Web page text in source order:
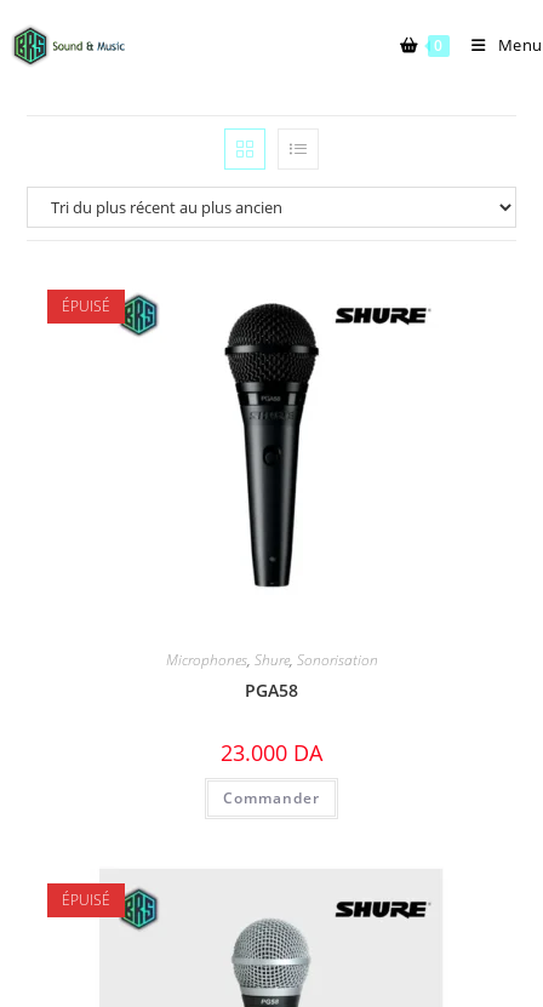
0 Menu
ÉPUISÉ
Microphones, Shure, Sonorisation
PGA58
23.000 DA
Commander
ÉPUISÉ